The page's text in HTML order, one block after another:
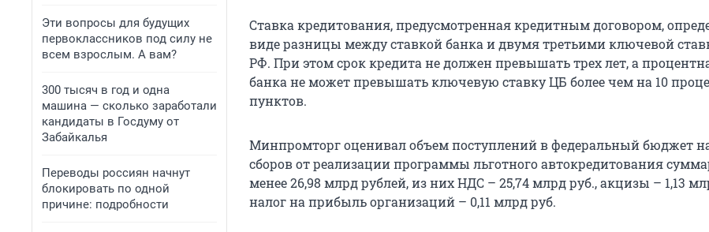
Эти вопросы для будущих
первоклассников под силу не
всем взрослым. А вам?
300 тысяч в год и одна
машина — сколько заработали
кандидаты в Госдуму от
Забайкалья
Переводы россиян начнут
блокировать по одной
причине: подробности
Ставка кредитования, предусмотренная кредитным договором,
виде разницы между ставкой банка и двумя третьими ключевой
РФ. При этом срок кредита не должен превышать трех лет, а
банка не может превышать ключевую ставку ЦБ более чем на 10
пунктов.
Минпромторг оценивал объем поступлений в федеральный бюджет
сборов от реализации программы льготного автокредитования
менее 26,98 млрд рублей, из них НДС – 25,74 млрд руб., акцизы – 1,13
налог на прибыль организаций – 0,11 млрд руб.